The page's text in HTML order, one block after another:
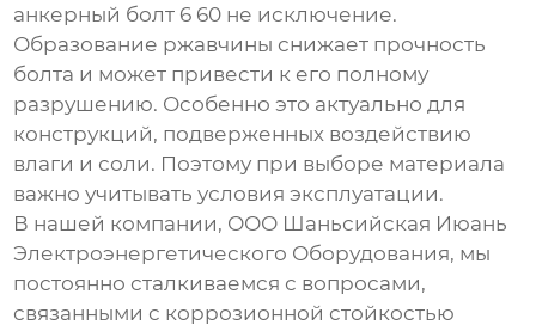
анкерный болт 6 60 не исключение.
Образование ржавчины снижает прочность
болта и может привести к его полному
разрушению. Особенно это актуально для
конструкций, подверженных воздействию
влаги и соли. Поэтому при выборе материала
важно учитывать условия эксплуатации.
В нашей компании, ООО Шаньсийская Июань
Электроэнергетического Оборудования, мы
постоянно сталкиваемся с вопросами,
связанными с коррозионной стойкостью